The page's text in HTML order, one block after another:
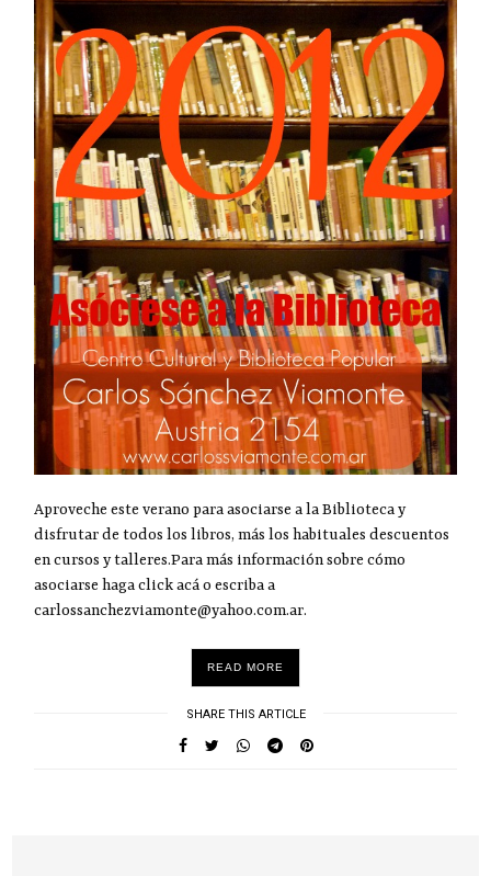
Aproveche este verano para asociarse a la Biblioteca y
disfrutar de todos los libros, más los habituales descuentos
en cursos y talleres.Para más información sobre cómo
asociarse haga click acá o escriba a
carlossanchezviamonte@yahoo.com.ar.
READ MORE
SHARE THIS ARTICLE